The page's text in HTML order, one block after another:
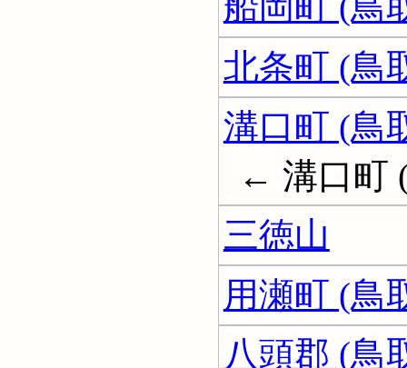
北条町 (鳥
溝口町 (鳥
← 溝口町
三徳山
用瀬町 (鳥
八頭郡 (鳥